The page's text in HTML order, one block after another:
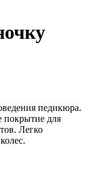
педикюра.
покрытие для
Легко